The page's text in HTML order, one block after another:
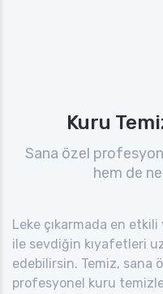
Kuru
Sana özel
hem de
Leke çıkarmada en
ile sevdiğin kıyafetleri
edebilirsin. Temiz, sana
profesyonel kuru